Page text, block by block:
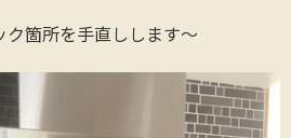
箇所を手直しします～